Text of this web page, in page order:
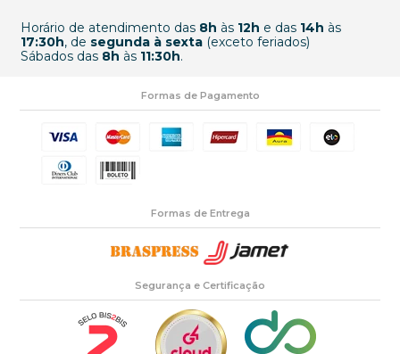
Horário de atendimento das 8h às 12h e das 14h às
17:30h, de segunda à sexta(exceto feriados)
Sábados das 8h às 11:30h.
Formas de Pagamento
Formas de Entrega
Segurança e Certificação